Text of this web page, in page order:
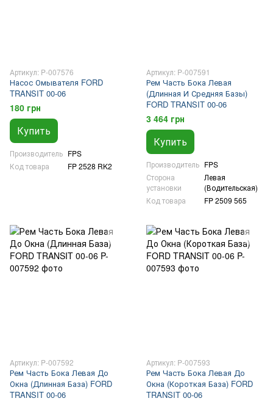
Артикул: P-007576
Насос Омывателя FORD
TRANSIT 00-06
180 грн
Купить
Производитель FPS
Код товара
FP 2528 RK2
Артикул: P-007591
Рем Часть Бока Левая
(Длинная И Средняя Базы)
FORD TRANSIT 00-06
3 464 грн
Купить
Производитель FPS
Сторона
установки
Левая
(Водительская)
Код товара
FP 2509 565
Артикул: P-007592
Рем Часть Бока Левая До
Окна (Длинная База) FORD
TRANSIT 00-06
Артикул: P-007593
Рем Часть Бока Левая До
Окна (Короткая База) FORD
TRANSIT 00-06